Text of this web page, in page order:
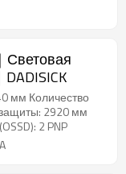
Световая
мм Количество
2920 мм
2 PNP